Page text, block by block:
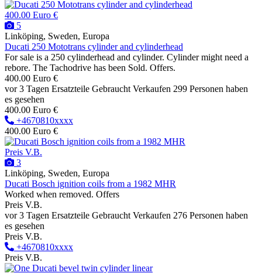
400.00 Euro €
5
Linköping, Sweden, Europa
Ducati 250 Mototrans cylinder and cylinderhead
For sale is a 250 cylinderhead and cylinder. Cylinder might need a
rebore. The Tachodrive has been Sold. Offers.
400.00 Euro €
vor 3 Tagen Ersatzteile Gebraucht Verkaufen 299 Personen haben
es gesehen
400.00 Euro €
+4670810xxxx
400.00 Euro €
Preis V.B.
3
Linköping, Sweden, Europa
Ducati Bosch ignition coils from a 1982 MHR
Worked when removed. Offers
Preis V.B.
vor 3 Tagen Ersatzteile Gebraucht Verkaufen 276 Personen haben
es gesehen
Preis V.B.
+4670810xxxx
Preis V.B.